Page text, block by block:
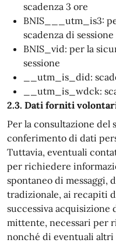
scadenza 3 ore
BNIS___utm_is3:
scadenza di sessione
BNIS_vid: per la
sessione
__utm_is_did:
__utm_is_wdck:
2.3. Dati forniti
Per la consultazione
conferimento di dati
Tuttavia, eventuali
per richiedere
spontaneo di messaggi,
tradizionale, ai recapiti
successiva
mittente, necessari per
nonché di eventuali